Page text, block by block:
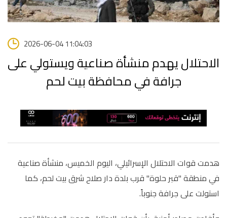
2026-06-04 11:04:03
الاحتلال يهدم منشأة صناعية ويستولي على
جرافة في محافظة بيت لحم
هدمت قوات الاحتلال الإسرائيلي، اليوم الخميس، منشأة صناعية
في منطقة "قبر حلوة" قرب بلدة دار صلاح شرق بيت لحم، كما
استولت على جرافة جنوباً.